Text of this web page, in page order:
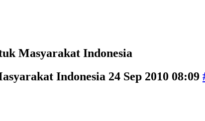
Masyarakat Indonesia
Indonesia 24 Sep 2010 08:09